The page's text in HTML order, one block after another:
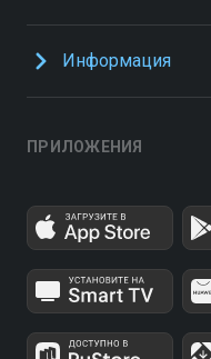
Информация
ПРИЛОЖЕНИЯ